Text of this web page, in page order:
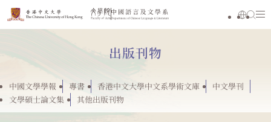
出版刊物
中國文學學報 專書 香港中文大學中文系學術文庫
中文學刊
文學碩士論文集
其他出版刊物